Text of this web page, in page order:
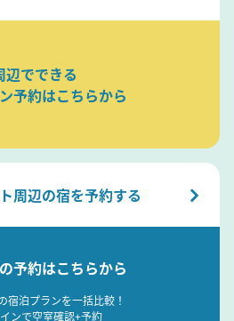
辺でできる
予約はこちらから
周辺の宿を予約する
予約はこちらから
宿泊プランを一括比較！
ンで空室確認+予約